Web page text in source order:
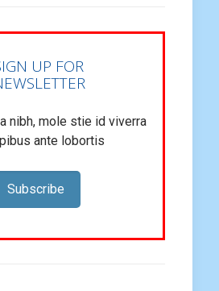
UP FOR
nibh, mole stie id viverra
ante lobortis
Subscribe